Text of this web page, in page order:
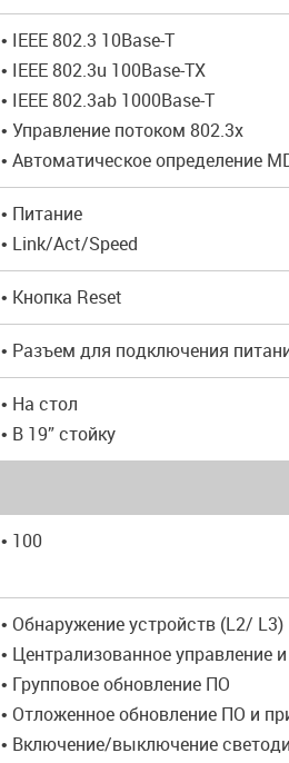
• IEEE 802.3 10Base-T
• IEEE 802.3u 100Base-TX
• IEEE 802.3ab 1000Base-T
• Управление потоком 802.3x
• Автоматическое определение
• Питание
• Link/Act/Speed
• Кнопка Reset
• Разъем для подключения
• На стол
• В 19” стойку
• 100
• Обнаружение устройств (L2/ L3)
• Централизованное управление
• Групповое обновление ПО
• Отложенное обновление ПО и
• Включение/выключение